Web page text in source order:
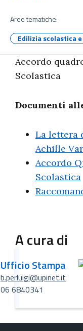
Aree tematiche:
Edilizia scolastica
Accordo
Scolastica
Documenti
La lettera
Achille
Accordo
Scolastica
A cura di
Ufficio Stampa
b.perluigi@upinet.it
06 6840341